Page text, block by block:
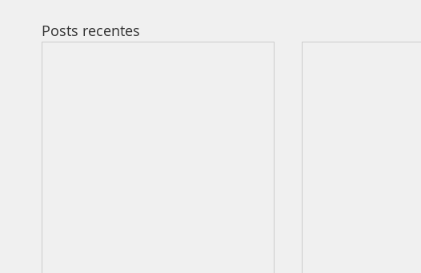
Posts recentes